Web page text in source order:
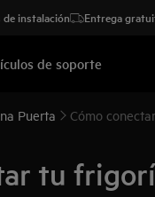
de instalación Entrega
de soporte
Puerta Cómo
tu